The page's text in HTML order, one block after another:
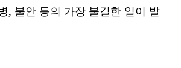
, 불안 등의 가장 불길한 일이 발